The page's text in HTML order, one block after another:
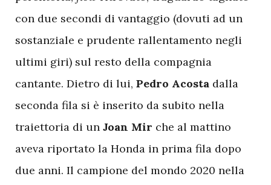
con due secondi di vantaggio (dovuti ad un
sostanziale e prudente rallentamento negli
ultimi giri) sul resto della compagnia
cantante. Dietro di lui, Pedro Acosta dalla
seconda fila si è inserito da subito nella
traiettoria di un Joan Mir che al mattino
aveva riportato la Honda in prima fila dopo
due anni. Il campione del mondo 2020 nella